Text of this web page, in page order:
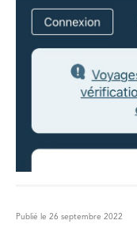
Publié le 26 septembre 2022